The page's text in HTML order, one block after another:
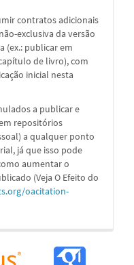
contratos adicionais
exclusiva da versão
(ex.: publicar em
de livro), com
inicial nesta
a publicar e
repositórios
a qualquer ponto
já que isso pode
aumentar o
(Veja O Efeito do
oacitation-